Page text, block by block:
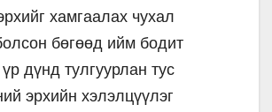
хамгаалах чухал
бөгөөд ийм бодит
дүнд тулгуурлан тус
эрхийн хэлэлцүүлэг